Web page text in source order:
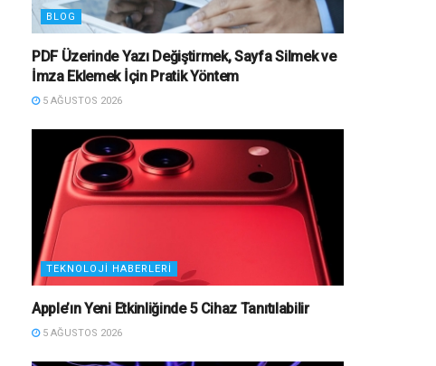
BLOG
PDF Üzerinde Yazı Değiştirmek, Sayfa Silmek ve
İmza Eklemek İçin Pratik Yöntem
5 AĞUSTOS 2026
TEKNOLOJI HABERLERI
Apple’ın Yeni Etkinliğinde 5 Cihaz Tanıtılabilir
5 AĞUSTOS 2026